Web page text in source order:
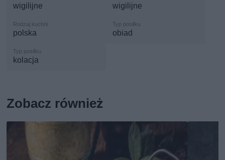
wigilijne
wigilijne
polska obiad
kolacja
Zobacz również